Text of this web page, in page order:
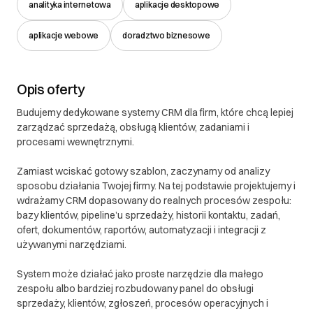
analityka internetowa aplikacje desktopowe
aplikacje webowe doradztwo biznesowe
Opis oferty
Budujemy dedykowane systemy CRM dla firm, które chcą lepiej
zarządzać sprzedażą, obsługą klientów, zadaniami i
procesami wewnętrznymi.
Zamiast wciskać gotowy szablon, zaczynamy od analizy
sposobu działania Twojej firmy. Na tej podstawie projektujemy i
wdrażamy CRM dopasowany do realnych procesów zespołu:
bazy klientów, pipeline’u sprzedaży, historii kontaktu, zadań,
ofert, dokumentów, raportów, automatyzacji i integracji z
używanymi narzędziami.
System może działać jako proste narzędzie dla małego
zespołu albo bardziej rozbudowany panel do obsługi
sprzedaży, klientów, zgłoszeń, procesów operacyjnych i